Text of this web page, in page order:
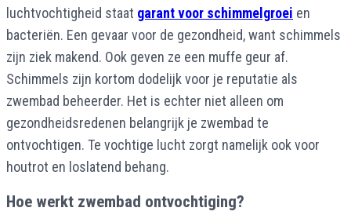
luchtvochtigheid staat garant voor schimmelgroei en
bacteriën. Een gevaar voor de gezondheid, want schimmels
zijn ziek makend. Ook geven ze een muffe geur af.
Schimmels zijn kortom dodelijk voor je reputatie als
zwembad beheerder. Het is echter niet alleen om
gezondheidsredenen belangrijk je zwembad te
ontvochtigen. Te vochtige lucht zorgt namelijk ook voor
houtrot en loslatend behang.
Hoe werkt zwembad ontvochtiging?